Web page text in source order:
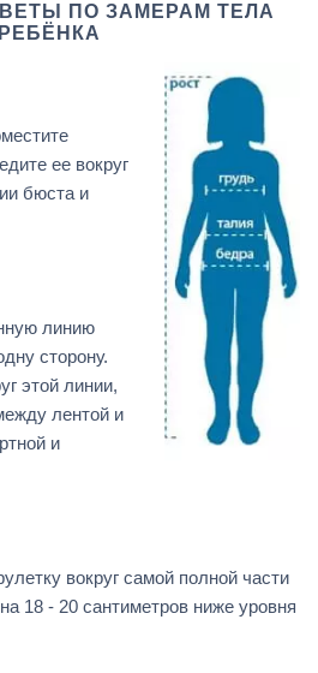
ПО ЗАМЕРАМ ТЕЛА
РЕБЁНКА
ее вокруг
бюста и
линию
сторону.
этой линии,
лентой и
и
вокруг самой полной части
18 - 20 сантиметров ниже уровня